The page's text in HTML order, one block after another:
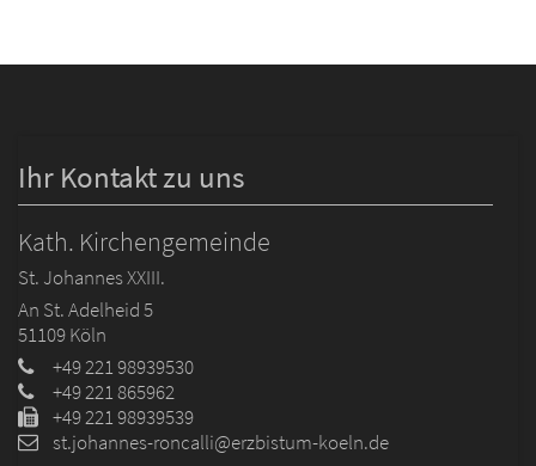
Ihr Kontakt zu uns
Kath. Kirchengemeinde
St. Johannes XXIII.
An St. Adelheid 5
51109Köln
+49 221 98939530
+49 221 865962
+49 221 98939539
st.johannes-roncalli@erzbistum-koeln.de